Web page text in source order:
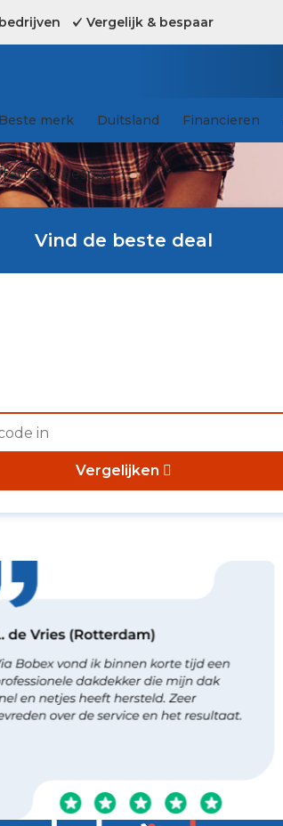
Vergelijk & bespaar
Beste merk Duitsland Financieren
& bespaar !
Vind de beste deal
Vergelijken